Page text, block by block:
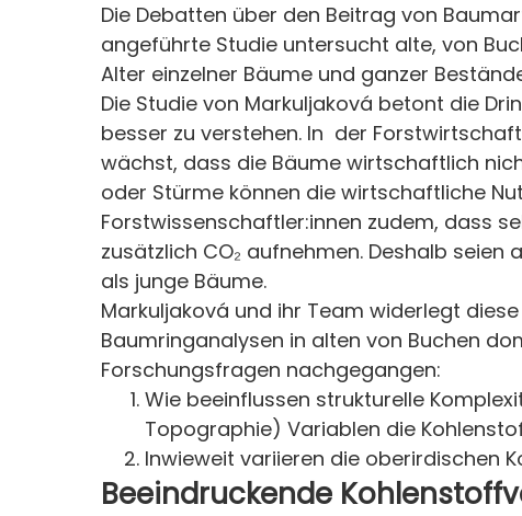
Die Debatten über den Beitrag von
angeführte Studie untersucht alte, von
Alter einzelner Bäume und ganzer
Die Studie von Markuljaková betont die
besser zu verstehen. In der
wächst, dass die Bäume wirtschaftlich
oder Stürme können die wirtschaftliche
Forstwissenschaftler:innen zudem, dass
zusätzlich CO₂ aufnehmen. Deshalb
als junge Bäume.
Markuljaková und ihr Team widerlegt
Baumringanalysen in alten von Buchen
Forschungsfragen nachgegangen:
Wie beeinflussen strukturelle
Topographie) Variablen die
Inwieweit variieren die oberirdischen
Beeindruckende